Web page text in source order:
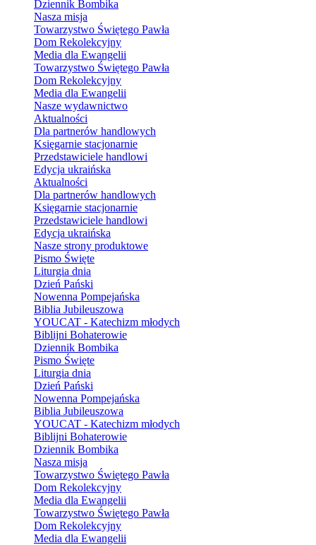
Dziennik Bombika
Nasza misja
Towarzystwo Świętego Pawła
Dom Rekolekcyjny
Media dla Ewangelii
Towarzystwo Świętego Pawła
Dom Rekolekcyjny
Media dla Ewangelii
Nasze wydawnictwo
Aktualności
Dla partnerów handlowych
Księgarnie stacjonarnie
Przedstawiciele handlowi
Edycja ukraińska
Aktualności
Dla partnerów handlowych
Księgarnie stacjonarnie
Przedstawiciele handlowi
Edycja ukraińska
Nasze strony produktowe
Pismo Święte
Liturgia dnia
Dzień Pański
Nowenna Pompejańska
Biblia Jubileuszowa
YOUCAT - Katechizm młodych
Biblijni Bohaterowie
Dziennik Bombika
Pismo Święte
Liturgia dnia
Dzień Pański
Nowenna Pompejańska
Biblia Jubileuszowa
YOUCAT - Katechizm młodych
Biblijni Bohaterowie
Dziennik Bombika
Nasza misja
Towarzystwo Świętego Pawła
Dom Rekolekcyjny
Media dla Ewangelii
Towarzystwo Świętego Pawła
Dom Rekolekcyjny
Media dla Ewangelii